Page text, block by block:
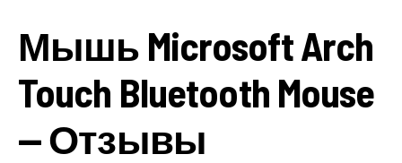
Мышь Microsoft Arch
Touch Bluetooth Mouse
— Отзывы